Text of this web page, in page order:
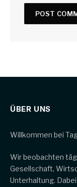
ÜBER UNS
Willkommen bei
Wir beobachten
Gesellschaft,
Unterhaltung.